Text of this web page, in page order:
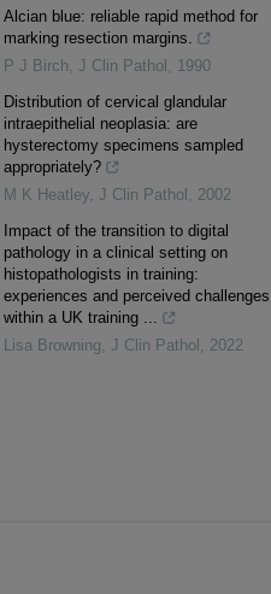
Alcian blue: reliable rapid method for
marking resection margins.
P J Birch, J Clin Pathol , 1990
Distribution of cervical glandular
intraepithelial neoplasia: are
hysterectomy specimens sampled
appropriately?
M K Heatley, J Clin Pathol , 2002
Impact of the transition to digital
pathology in a clinical setting on
histopathologists in training:
experiences and perceived challenges
within a UK training ...
Lisa Browning, J Clin Pathol , 2022